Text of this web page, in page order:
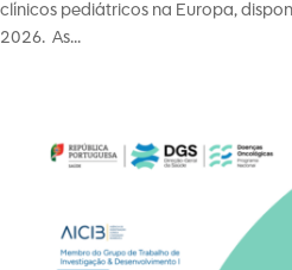
clínicos pediátricos na Europa,
2026. As...